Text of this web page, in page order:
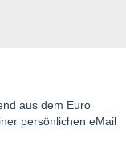
aus dem Euro
persönlichen eMail